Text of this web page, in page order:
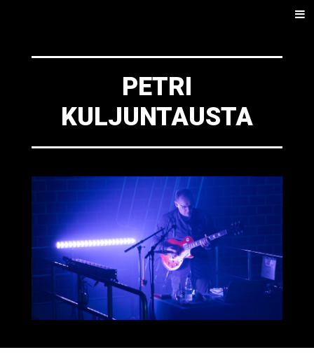
Menu
PETRI
KULJUNTAUSTA